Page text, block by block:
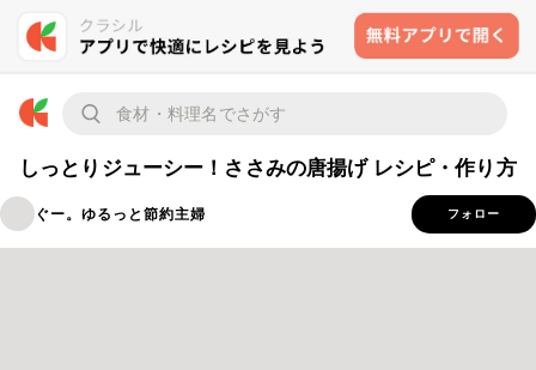
しっとりジューシー！ささみの唐揚げ レシピ・作り方
ぐー。ゆるっと節約主婦 フォロー